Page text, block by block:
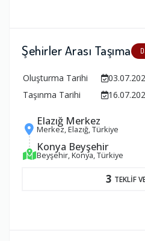
Şehirler Arası Taşıma
Oluşturma Tarihi
Taşınma Tarihi
Elazığ Merkez
Merkez, Elazığ, Türkiye
Konya Beyşehir
Beyşehir, Konya, Türkiye
3 TEKLİF